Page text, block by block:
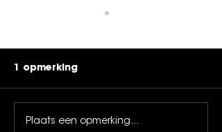
Leffingeleuren is
1 opmerking
Plaats een opmerking...